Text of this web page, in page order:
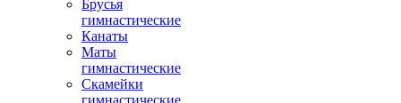
Брусья
гимнастические
Канаты
Маты
гимнастические
Скамейки
гимнастические